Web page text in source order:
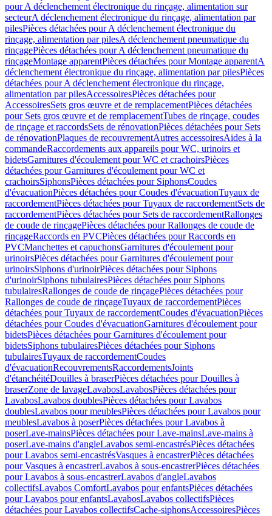
pour A déclenchement électronique du rinçage, alimentation sur
secteurA déclenchement électronique du rinçage, alimentation par
pilesPièces détachées pour A déclenchement électronique du
rinçage, alimentation par pilesA déclenchement pneumatique du
rinçagePièces détachées pour A déclenchement pneumatique du
rinçageMontage apparentPièces détachées pour Montage apparentA
déclenchement électronique du rinçage, alimentation par pilesPièces
détachées pour A déclenchement électronique du rinçage,
alimentation par pilesAccessoiresPièces détachées pour
AccessoiresSets gros œuvre et de remplacementPièces détachées
pour Sets gros œuvre et de remplacementTubes de rinçage, coudes
de rinçage et raccordsSets de rénovationPièces détachées pour Sets
de rénovationPlaques de recouvrementAutres accessoiresAides à la
commandeRaccordements aux appareils pour WC, urinoirs et
bidetsGarnitures d'écoulement pour WC et crachoirsPièces
détachées pour Garnitures d'écoulement pour WC et
crachoirsSiphonsPièces détachées pour SiphonsCoudes
d'évacuationPièces détachées pour Coudes d'évacuationTuyaux de
raccordementPièces détachées pour Tuyaux de raccordementSets de
raccordementPièces détachées pour Sets de raccordementRallonges
de coude de rinçagePièces détachées pour Rallonges de coude de
rinçageRaccords en PVCPièces détachées pour Raccords en
PVCManchettes et capuchonsGarnitures d'écoulement pour
urinoirsPièces détachées pour Garnitures d'écoulement pour
urinoirsSiphons d'urinoirPièces détachées pour Siphons
d'urinoirSiphons tubulairesPièces détachées pour Siphons
tubulairesRallonges de coude de rinçagePièces détachées pour
Rallonges de coude de rinçageTuyaux de raccordementPièces
détachées pour Tuyaux de raccordementCoudes d'évacuationPièces
détachées pour Coudes d'évacuationGarnitures d'écoulement pour
bidetsPièces détachées pour Garnitures d'écoulement pour
bidetsSiphons tubulairesPièces détachées pour Siphons
tubulairesTuyaux de raccordementCoudes
d'évacuationRecouvrementsRaccordementsJoints
d'étanchéitéDouilles à braserPièces détachées pour Douilles à
braserZone de lavageLavabosLavabosPièces détachées pour
LavabosLavabos doublesPièces détachées pour Lavabos
doublesLavabos pour meublesPièces détachées pour Lavabos pour
meublesLavabos à poserPièces détachées pour Lavabos à
poserLave-mainsPièces détachées pour Lave-mainsLave-mains à
poserLave-mains d'angleLavabos semi-encastrésPièces détachées
pour Lavabos semi-encastrésVasques à encastrerPièces détachées
pour Vasques à encastrerLavabos à sous-encastrerPièces détachées
pour Lavabos à sous-encastrerLavabos d'angleLavabos
collectifsLavabos ComfortLavabos pour enfantsPièces détachées
pour Lavabos pour enfantsLavabosLavabos collectifsPièces
détachées pour Lavabos collectifsCache-siphonsAccessoiresPièces